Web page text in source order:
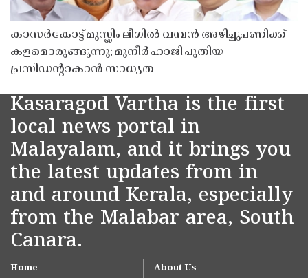
കാസർകോട്ട് മുസ്ലിം ലീഗിൽ വമ്പൻ അഴിച്ചുപണിക്ക്
കളമൊരുങ്ങുന്നു; മുനീർ ഹാജി പുതിയ
പ്രസിഡൻ്റാകാൻ സാധ്യത
Kasaragod Vartha is the first
local news portal in
Malayalam, and it brings you
the latest updates from in
and around Kerala, especially
from the Malabar area, South
Canara.
Home About Us